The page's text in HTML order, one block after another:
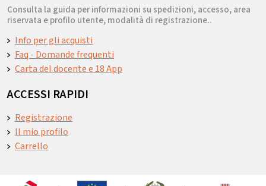
Consulta la guida per informazioni su spedizioni, accesso, area
riservata e profilo utente, modalità di registrazione..
Info per gli acquisti
Faq - Domande frequenti
Carta del docente e 18 App
ACCESSI RAPIDI
Registrazione
Il mio profilo
Carrello